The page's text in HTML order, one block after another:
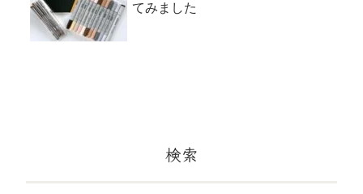
てみました
検索